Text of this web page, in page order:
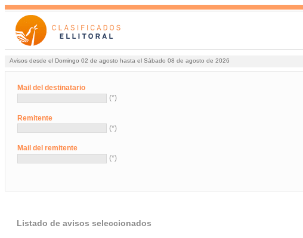
Avisos desde el Domingo 02 de agosto hasta el Sábado 08 de agosto de 2026
Mail del destinatario
(*)
Remitente
(*)
Mail del remitente
(*)
Listado de avisos seleccionados